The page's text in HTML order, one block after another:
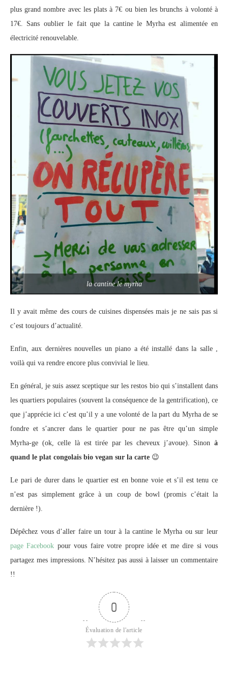
plus grand nombre avec les plats à 7€ ou bien les brunchs à volonté à
17€. Sans oublier le fait que la cantine le Myrha est alimentée en
électricité renouvelable.
la cantine le myrha
Il y avait même des cours de cuisines dispensées mais je ne sais pas si
c’est toujours d’actualité.
Enfin, aux dernières nouvelles un piano a été installé dans la salle ,
voilà qui va rendre encore plus convivial le lieu.
En général, je suis assez sceptique sur les restos bio qui s’installent dans
les quartiers populaires (souvent la conséquence de la gentrification), ce
que j’apprécie ici c’est qu’il y a une volonté de la part du Myrha de se
fondre et s’ancrer dans le quartier pour ne pas être qu’un simple
Myrha-ge (ok, celle là est tirée par les cheveux j’avoue). Sinon à
quand le plat congolais bio vegan sur la carte 😉
Le pari de durer dans le quartier est en bonne voie et s’il est tenu ce
n’est pas simplement grâce à un coup de bowl (promis c’était la
dernière !).
Dépêchez vous d’aller faire un tour à la cantine le Myrha ou sur leur
page Facebook pour vous faire votre propre idée et me dire si vous
partagez mes impressions. N’hésitez pas aussi à laisser un commentaire
!!
0
Évaluation de l'article